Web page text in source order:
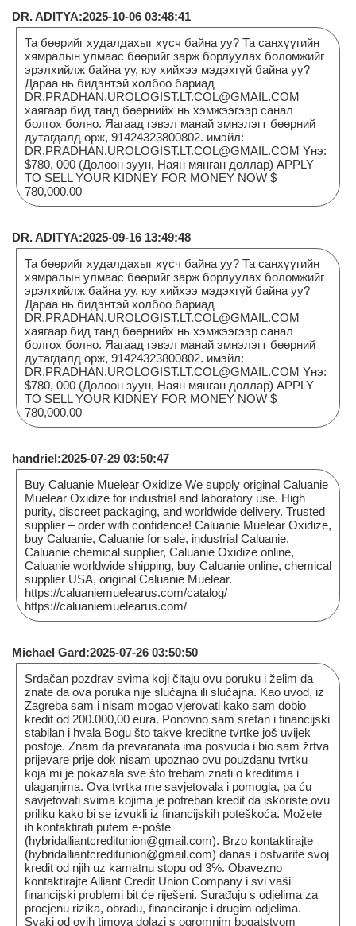
DR. ADITYA:2025-10-06 03:48:41
Та бөөрийг худалдахыг хүсч байна уу? Та санхүүгийн
хямралын улмаас бөөрийг зарж борлуулах боломжийг
эрэлхийлж байна уу, юу хийхээ мэдэхгүй байна уу?
Дараа нь бидэнтэй холбоо бариад
DR.PRADHAN.UROLOGIST.LT.COL@GMAIL.COM
хаягаар бид танд бөөрнийх нь хэмжээгээр санал
болгох болно. Яагаад гэвэл манай эмнэлэгт бөөрний
дутагдалд орж, 91424323800802. имэйл:
DR.PRADHAN.UROLOGIST.LT.COL@GMAIL.COM Yнэ:
$780, 000 (Долоон зуун, Наян мянган доллар) APPLY
TO SELL YOUR KIDNEY FOR MONEY NOW $
780,000.00
DR. ADITYA:2025-09-16 13:49:48
Та бөөрийг худалдахыг хүсч байна уу? Та санхүүгийн
хямралын улмаас бөөрийг зарж борлуулах боломжийг
эрэлхийлж байна уу, юу хийхээ мэдэхгүй байна уу?
Дараа нь бидэнтэй холбоо бариад
DR.PRADHAN.UROLOGIST.LT.COL@GMAIL.COM
хаягаар бид танд бөөрнийх нь хэмжээгээр санал
болгох болно. Яагаад гэвэл манай эмнэлэгт бөөрний
дутагдалд орж, 91424323800802. имэйл:
DR.PRADHAN.UROLOGIST.LT.COL@GMAIL.COM Yнэ:
$780, 000 (Долоон зуун, Наян мянган доллар) APPLY
TO SELL YOUR KIDNEY FOR MONEY NOW $
780,000.00
handriel:2025-07-29 03:50:47
Buy Caluanie Muelear Oxidize We supply original Caluanie
Muelear Oxidize for industrial and laboratory use. High
purity, discreet packaging, and worldwide delivery. Trusted
supplier – order with confidence! Caluanie Muelear Oxidize,
buy Caluanie, Caluanie for sale, industrial Caluanie,
Caluanie chemical supplier, Caluanie Oxidize online,
Caluanie worldwide shipping, buy Caluanie online, chemical
supplier USA, original Caluanie Muelear.
https://caluaniemuelearus.com/catalog/
https://caluaniemuelearus.com/
Michael Gard:2025-07-26 03:50:50
Srdačan pozdrav svima koji čitaju ovu poruku i želim da
znate da ova poruka nije slučajna ili slučajna. Kao uvod, iz
Zagreba sam i nisam mogao vjerovati kako sam dobio
kredit od 200.000,00 eura. Ponovno sam sretan i financijski
stabilan i hvala Bogu što takve kreditne tvrtke još uvijek
postoje. Znam da prevaranata ima posvuda i bio sam žrtva
prijevare prije dok nisam upoznao ovu pouzdanu tvrtku
koja mi je pokazala sve što trebam znati o kreditima i
ulaganjima. Ova tvrtka me savjetovala i pomogla, pa ću
savjetovati svima kojima je potreban kredit da iskoriste ovu
priliku kako bi se izvukli iz financijskih poteškoća. Možete
ih kontaktirati putem e-pošte
(hybridalliantcreditunion@gmail.com). Brzo kontaktirajte
(hybridalliantcreditunion@gmail.com) danas i ostvarite svoj
kredit od njih uz kamatnu stopu od 3%. Obavezno
kontaktirajte Alliant Credit Union Company i svi vaši
financijski problemi bit će riješeni. Surađuju s odjelima za
procjenu rizika, obradu, financiranje i drugim odjelima.
Svaki od ovih timova dolazi s ogromnim bogatstvom